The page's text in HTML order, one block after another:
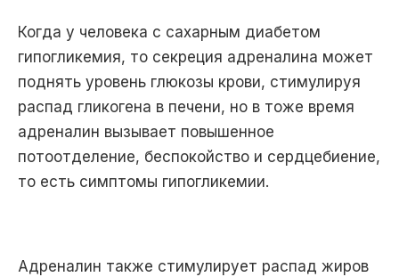
Когда у человека с сахарным диабетом
гипогликемия, то секреция адреналина может
поднять уровень глюкозы крови, стимулируя
распад гликогена в печени, но в тоже время
адреналин вызывает повышенное
потоотделение, беспокойство и сердцебиение,
то есть симптомы гипогликемии.
Адреналин также стимулирует распад жиров